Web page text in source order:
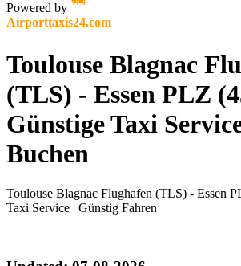
Powered by
Airporttaxis24.com
Toulouse Blagnac
(TLS) - Essen PLZ
Günstige Taxi
Buchen
Toulouse Blagnac Flughafen (TLS) - Essen
Taxi Service | Günstig Fahren